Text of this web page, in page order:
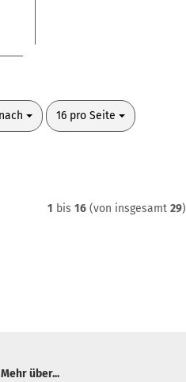
16 pro Seite
pro Seite
1 bis16 (von insgesamt29)
Mehr über...